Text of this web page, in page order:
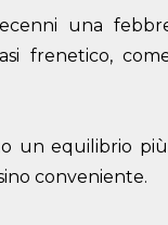
una
frenetico,
un equilibrio
conveniente.